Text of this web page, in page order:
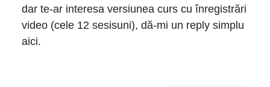
dar te-ar interesa versiunea curs cu înregistrări
video (cele 12 sesisuni), dă-mi un reply simplu
aici.